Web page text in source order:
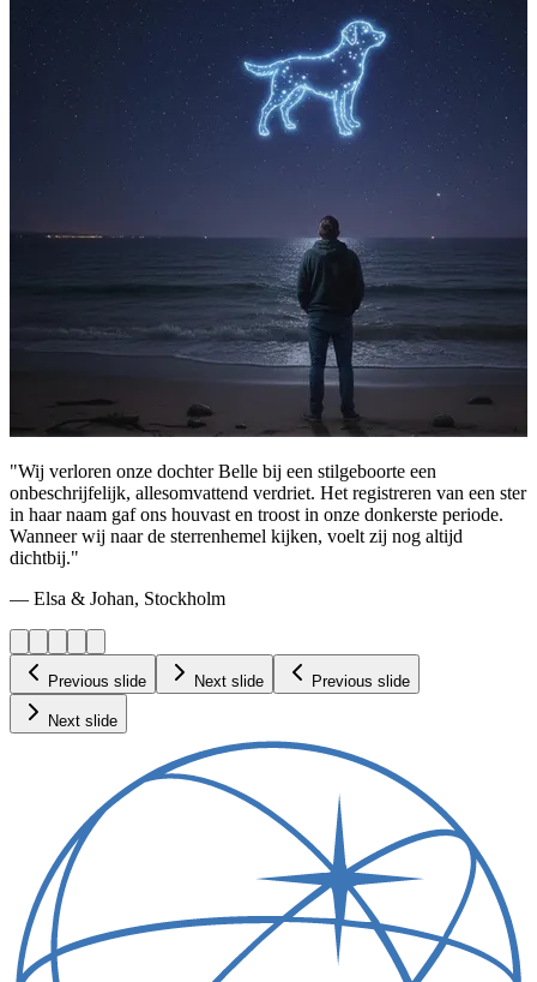
"Wij verloren onze dochter Belle bij een stilgeboorte een
onbeschrijfelijk, allesomvattend verdriet. Het registreren van een ster
in haar naam gaf ons houvast en troost in onze donkerste periode.
Wanneer wij naar de sterrenhemel kijken, voelt zij nog altijd
dichtbij."
— Elsa & Johan, Stockholm
Previous slide Next slide Previous slide
Next slide